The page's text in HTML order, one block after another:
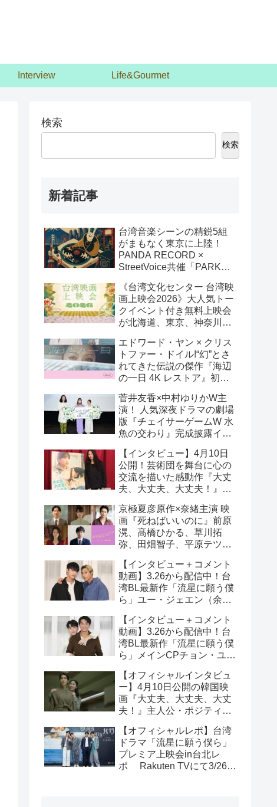
Interview Life&Gourmet
検索
検索
新着記事
台湾音楽シーンの精鋭5組
がまもなく東京に上陸！
PANDA RECORD ×
StreetVoice共催「PARK
好評発売中！
《台湾文化センター 台湾映
画上映会2026》大人気トー
クイベント付き無料上映会
が北海道、東京、神奈川、
決定!
エドワード・ヤン × クリス
トファー・ドイル!“幻”とさ
れてきた伝説の傑作『海辺
の一日 4K レストア』初の
『恐怖分子 デジタルリマス
ター』上映も!
菅井友香×中村ゆりかW主
演！ 人気深夜ドラマの劇場
版『チェイサーゲームW 水
魚の交わり』完成披露イベ
恋愛相談トーク開催！
【インタビュー】4月10日
公開！芸術団を舞台に心の
交流を描いた感動作『大丈
夫、大丈夫、大丈夫！』キ
ー
京極夏彦原作×奈緒主演 映
画『死ねばいいのに』前原
滉、髙橋ひかる、草川拓
弥、田畑智子、平原テツら
【インタビュー＋コメント
動画】3.26から配信中！台
湾BL最新作「流星に願う僕
ら」ユー・ジェエン（余杰
うた）インタビュー！サイ
ン入りチェキ読プレも
【インタビュー＋コメント
動画】3.26から配信中！台
湾BL最新作「流星に願う僕
ら」メインCPチョン・ユエ
ー・モンシュエン（初孟
軒） インタビュー！サイン
入りチェキ読プレも
【オフィシャルインタビュ
ー】4月10日公開の韓国映
画『大丈夫、大丈夫、大丈
夫！』主人公・ポジティブ
映画の見どころを紹介！
【オフィシャルレポ】台湾
ドラマ「流星に願う僕ら」
プレミア上映会in台北レ
ポ Rakuten TVにて3/26～